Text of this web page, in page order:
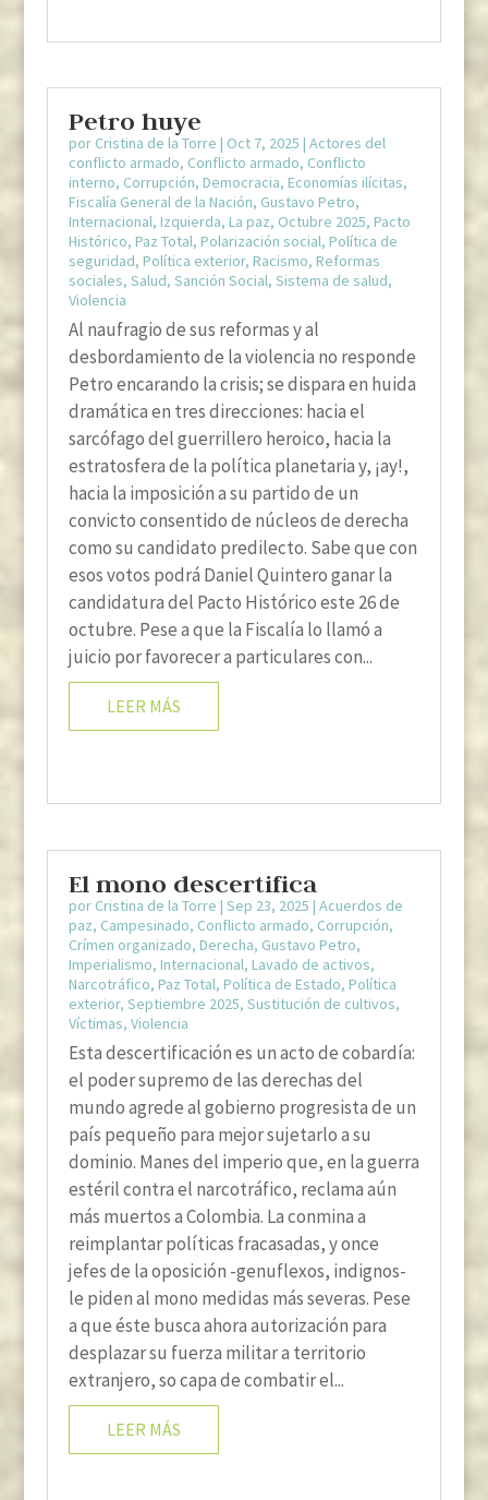
Petro huye
por Cristina de la Torre | Oct 7, 2025 | Actores del
conflicto armado, Conflicto armado, Conflicto
interno, Corrupción, Democracia, Economías ilícitas,
Fiscalía General de la Nación, Gustavo Petro,
Internacional, Izquierda, La paz, Octubre 2025, Pacto
Histórico, Paz Total, Polarización social, Política de
seguridad, Política exterior, Racismo, Reformas
sociales, Salud, Sanción Social, Sistema de salud,
Violencia
Al naufragio de sus reformas y al
desbordamiento de la violencia no responde
Petro encarando la crisis; se dispara en huida
dramática en tres direcciones: hacia el
sarcófago del guerrillero heroico, hacia la
estratosfera de la política planetaria y, ¡ay!,
hacia la imposición a su partido de un
convicto consentido de núcleos de derecha
como su candidato predilecto. Sabe que con
esos votos podrá Daniel Quintero ganar la
candidatura del Pacto Histórico este 26 de
octubre. Pese a que la Fiscalía lo llamó a
juicio por favorecer a particulares con...
LEER MÁS
El mono descertifica
por Cristina de la Torre | Sep 23, 2025 | Acuerdos de
paz, Campesinado, Conflicto armado, Corrupción,
Crímen organizado, Derecha, Gustavo Petro,
Imperialismo, Internacional, Lavado de activos,
Narcotráfico, Paz Total, Política de Estado, Política
exterior, Septiembre 2025, Sustitución de cultivos,
Víctimas, Violencia
Esta descertificación es un acto de cobardía:
el poder supremo de las derechas del
mundo agrede al gobierno progresista de un
país pequeño para mejor sujetarlo a su
dominio. Manes del imperio que, en la guerra
estéril contra el narcotráfico, reclama aún
más muertos a Colombia. La conmina a
reimplantar políticas fracasadas, y once
jefes de la oposición -genuflexos, indignos-
le piden al mono medidas más severas. Pese
a que éste busca ahora autorización para
desplazar su fuerza militar a territorio
extranjero, so capa de combatir el...
LEER MÁS